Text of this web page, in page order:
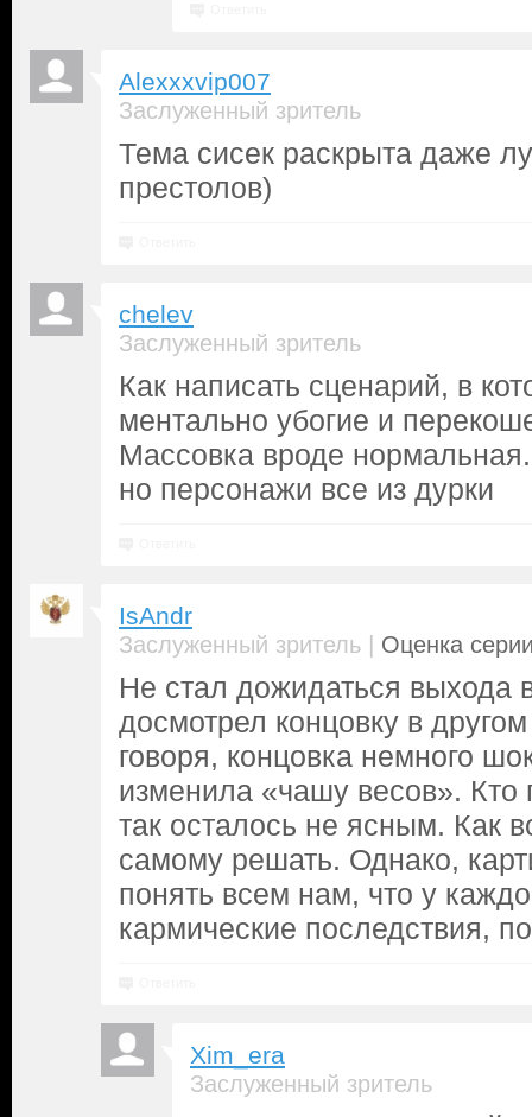
Alexxxvip007
Заслуженный зритель
Тема сисек раскрыта даже
престолов)
chelev
Заслуженный зритель
Как написать сценарий, в
ментально убогие и
Массовка вроде
но персонажи все из дурки
IsAndr
Заслуженный зритель | Оценка
Не стал дожидаться выхода
досмотрел концовку в
говоря, концовка немного
изменила «чашу весов». Кто
так осталось не ясным. Как
самому решать. Однако,
понять всем нам, что у
кармические последствия,
Xim_era
Заслуженный зритель